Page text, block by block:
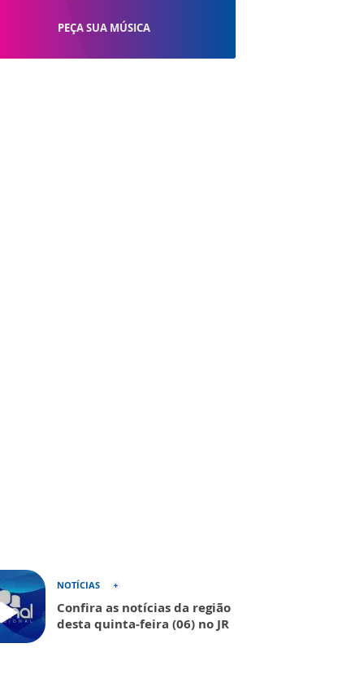
PEÇA SUA MÚSICA
NOTÍCIAS
Confira as notícias da região
desta quinta-feira (06) no JR